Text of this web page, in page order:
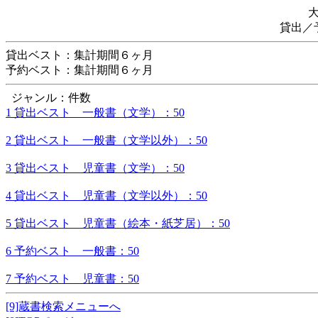
貸出／
貸出ベスト：集計期間６ヶ月
予約ベスト：集計期間６ヶ月
ジャンル：件数
1 貸出ベスト 一般書（文学）：50
2 貸出ベスト 一般書（文学以外）：50
3 貸出ベスト 児童書（文学）：50
4 貸出ベスト 児童書（文学以外）：50
5 貸出ベスト 児童書（絵本・紙芝居）：50
6 予約ベスト 一般書：50
7 予約ベスト 児童書：50
[9]蔵書検索メニューへ